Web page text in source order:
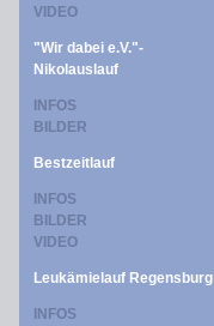
VIDEO
"Wir dabei e.V."-
Nikolauslauf
INFOS
BILDER
Bestzeitlauf
INFOS
BILDER
VIDEO
Leukämielauf Regensburg
INFOS